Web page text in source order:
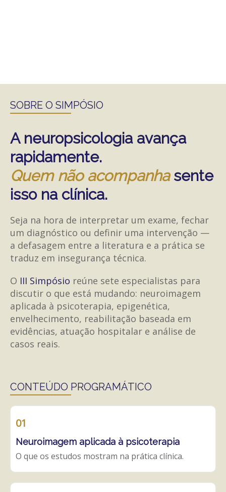
SOBRE O SIMPÓSIO
A neuropsicologia avança
rapidamente.
Quem não acompanha sente
isso na clínica.
Seja na hora de interpretar um exame, fechar
um diagnóstico ou definir uma intervenção —
a defasagem entre a literatura e a prática se
traduz em insegurança técnica.
O III Simpósio reúne sete especialistas para
discutir o que está mudando: neuroimagem
aplicada à psicoterapia, epigenética,
envelhecimento, reabilitação baseada em
evidências, atuação hospitalar e análise de
casos reais.
CONTEÚDO PROGRAMÁTICO
01
Neuroimagem aplicada à psicoterapia
O que os estudos mostram na prática clínica.